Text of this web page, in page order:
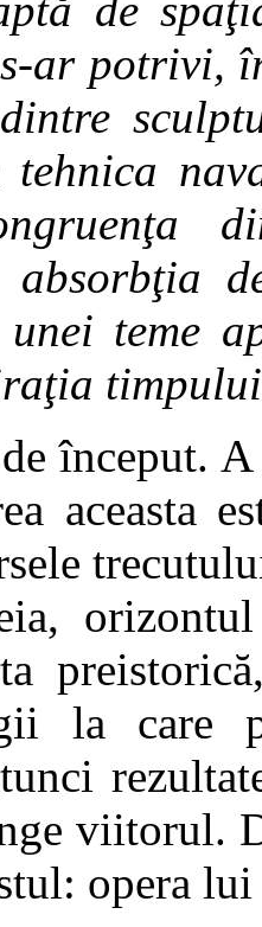
ar potrivi,
unei teme
început.
aceasta
la care
viitorul.
opera